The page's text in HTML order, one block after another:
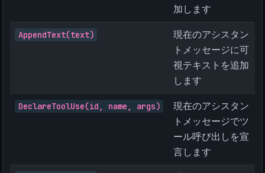
加します
AppendText(text)
現在のアシスタン
トメッセージに可
視テキストを追加
します
DeclareToolUse(id, name, args)
現在のアシスタン
トメッセージでツ
ール呼び出しを宣
言します